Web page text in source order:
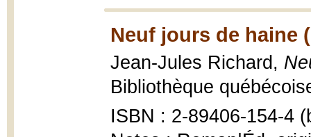
Neuf jours de haine
Jean-Jules Richard,
Bibliothèque
ISBN : 2-89406-154-4